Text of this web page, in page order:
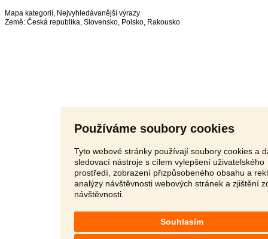
Používáme soubory cookies
Tyto webové stránky používají soubory cookies a
sledovací nástroje s cílem vylepšení uživatelského
prostředí, zobrazení přizpůsobeného obsahu a
analýzy návštěvnosti webových stránek a zjištění
návštěvnosti.
Souhlasím
Mapa kategorií, Nejvyhledávanější výrazy
Země: Česká republika, Slovensko, Polsko, Rakousko